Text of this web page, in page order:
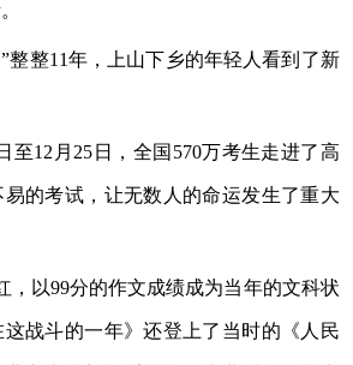
整整11年，上山下乡的年轻人看到了新
至12月25日，全国570万考生走进了高
的考试，让无数人的命运发生了重大
，以99分的作文成绩成为当年的文科状
战斗的一年》还登上了当时的《人民